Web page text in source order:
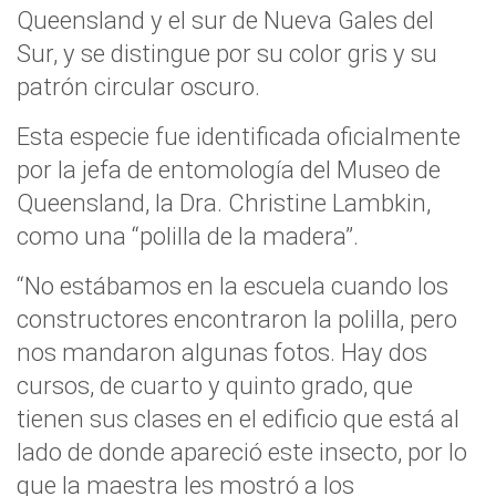
Queensland y el sur de Nueva Gales del
Sur, y se distingue por su color gris y su
patrón circular oscuro.
Esta especie fue identificada oficialmente
por la jefa de entomología del Museo de
Queensland, la Dra. Christine Lambkin,
como una “polilla de la madera”.
“No estábamos en la escuela cuando los
constructores encontraron la polilla, pero
nos mandaron algunas fotos. Hay dos
cursos, de cuarto y quinto grado, que
tienen sus clases en el edificio que está al
lado de donde apareció este insecto, por lo
que la maestra les mostró a los